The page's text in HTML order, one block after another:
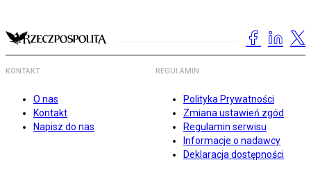
KONTAKT
O nas
Kontakt
Napisz do nas
REGULAMIN
Polityka Prywatności
Zmiana ustawień zgód
Regulamin serwisu
Informacje o nadawcy
Deklaracja dostępności